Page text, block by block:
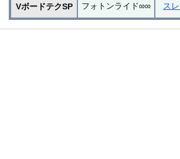
VボードテクSP フォトンライド∞∞ ス